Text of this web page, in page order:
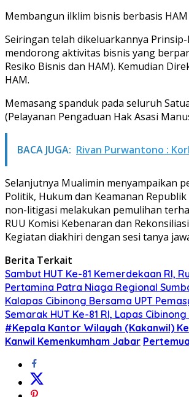
Membangun ilklim bisnis berbasis HAM
Seiringan telah dikeluarkannya
mendorong aktivitas bisnis yang
Resiko Bisnis dan HAM). Kemudian
HAM.
Memasang spanduk pada seluruh
(Pelayanan Pengaduan Hak Asasi
BACA JUGA: Rivan Purwantono :
Selanjutnya Mualimin menyampaikan
Politik, Hukum dan Keamanan
non-litigasi melakukan pemulihan
RUU Komisi Kebenaran dan
Kegiatan diakhiri dengan sesi tanya
Berita Terkait
Sambut HUT Ke-81 Kemerdekaan RI,
Pertamina Patra Niaga Regional
Kalapas Cibinong Bersama UPT
Semarak HUT Ke-81 RI, Lapas
#Kepala Kantor Wilayah (Kakanwil)
Kanwil Kemenkumham Jabar